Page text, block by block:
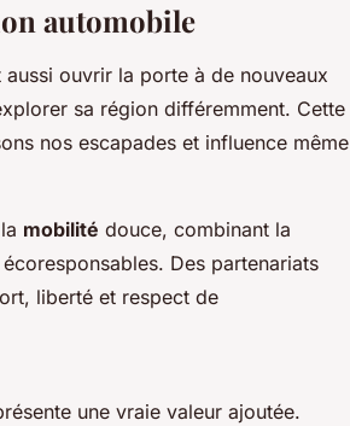
automobile
aussi ouvrir la porte à de nouveaux
sa région différemment. Cette
nos escapades et influence même
mobilité douce, combinant la
Des partenariats
liberté et respect de
une vraie valeur ajoutée.